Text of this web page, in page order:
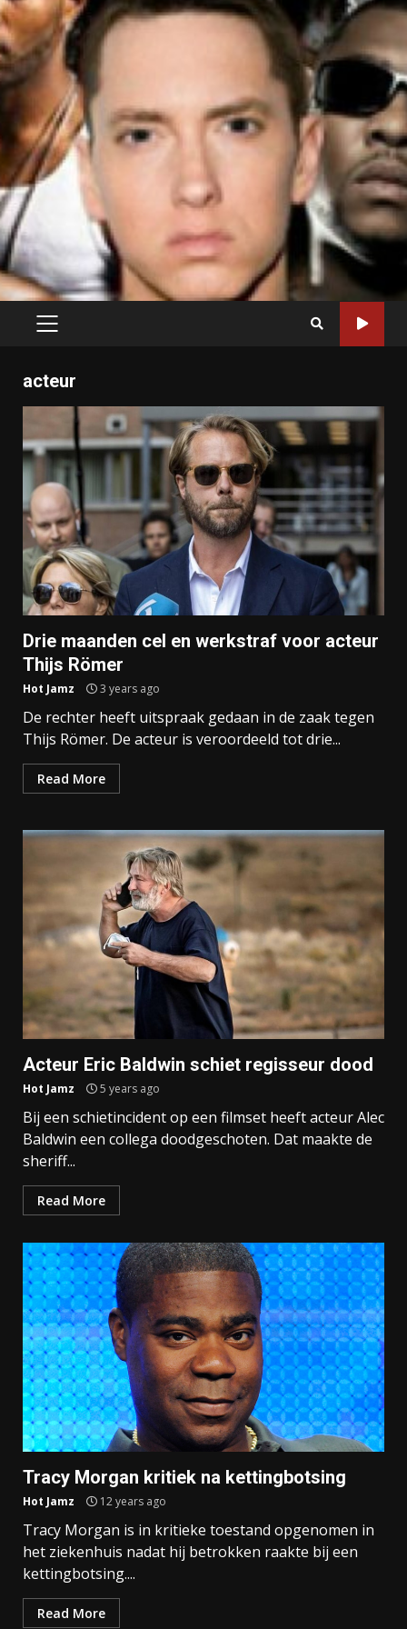
PRIMARY
acteur
Drie maanden cel en werkstraf voor acteur
Thijs Römer
Hot Jamz 3 years ago
De rechter heeft uitspraak gedaan in de zaak tegen
Thijs Römer. De acteur is veroordeeld tot drie...
Read More
Acteur Eric Baldwin schiet regisseur dood
Hot Jamz 5 years ago
Bij een schietincident op een filmset heeft acteur Alec
Baldwin een collega doodgeschoten. Dat maakte de
sheriff...
Read More
Tracy Morgan kritiek na kettingbotsing
Hot Jamz 12 years ago
Tracy Morgan is in kritieke toestand opgenomen in
het ziekenhuis nadat hij betrokken raakte bij een
kettingbotsing....
Read More